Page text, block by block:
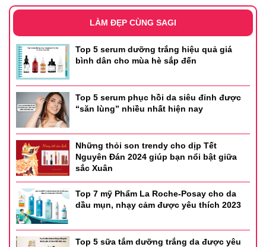
LÀM ĐẸP CÙNG SAGI
Top 5 serum dưỡng trắng hiệu quả giá
bình dân cho mùa hè sắp đến
Top 5 serum phục hồi da siêu đỉnh được
“săn lùng” nhiều nhất hiện nay
Những thỏi son trendy cho dịp Tết
Nguyên Đán 2024 giúp bạn nổi bật giữa
sắc Xuân
Top 7 mỹ Phẩm La Roche-Posay cho da
dầu mụn, nhạy cảm được yêu thích 2023
Top 5 sữa tắm dưỡng trắng da được yêu